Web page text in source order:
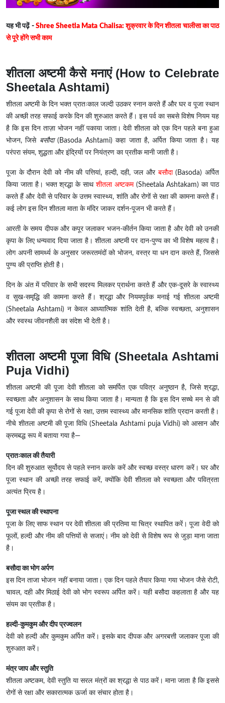
यह भी पढ़ें - Shree Sheetla Mata Chalisa: शुक्रवार के दिन शीतला चालीसा का पाठ
से पूरे होंगे सभी काम
शीतला अष्टमी कैसे मनाएं (How to Celebrate
Sheetala Ashtami)
शीतला अष्टमी के दिन भक्त प्रातःकाल जल्दी उठकर स्नान करते हैं और घर व पूजा स्थान
की अच्छी तरह सफाई करके दिन की शुरुआत करते हैं। इस पर्व का सबसे विशेष नियम यह
है कि इस दिन ताज़ा भोजन नहीं पकाया जाता। देवी शीतला को एक दिन पहले बना हुआ
भोजन, जिसे बसौदा(Basoda Ashtami) कहा जाता है, अर्पित किया जाता है। यह
परंपरा संयम, शुद्धता और इंद्रियों पर नियंत्रण का प्रतीक मानी जाती है।
पूजा के दौरान देवी को नीम की पत्तियां, हल्दी, दही, जल और बसौदा(Basoda) अर्पित
किया जाता है। भक्त श्रद्धा के साथ शीतला अष्टकम(Sheetala Ashtakam) का पाठ
करते हैं और देवी से परिवार के उत्तम स्वास्थ्य, शांति और रोगों से रक्षा की कामना करते हैं।
कई लोग इस दिन शीतला माता के मंदिर जाकर दर्शन-पूजन भी करते हैं।
आरती के समय दीपक और कपूर जलाकर भजन-कीर्तन किया जाता है और देवी को उनकी
कृपा के लिए धन्यवाद दिया जाता है। शीतला अष्टमी पर दान-पुण्य का भी विशेष महत्व है।
लोग अपनी सामर्थ्य के अनुसार जरूरतमंदों को भोजन, वस्त्र या धन दान करते हैं, जिससे
पुण्य की प्राप्ति होती है।
दिन के अंत में परिवार के सभी सदस्य मिलकर प्रार्थना करते हैं और एक-दूसरे के स्वास्थ्य
व सुख-समृद्धि की कामना करते हैं। श्रद्धा और नियमपूर्वक मनाई गई शीतला अष्टमी
(Sheetala Ashtami) न केवल आध्यात्मिक शांति देती है, बल्कि स्वच्छता, अनुशासन
और स्वस्थ जीवनशैली का संदेश भी देती है।
शीतला अष्टमी पूजा विधि (Sheetala Ashtami
Puja Vidhi)
शीतला अष्टमी की पूजा देवी शीतला को समर्पित एक पवित्र अनुष्ठान है, जिसे श्रद्धा,
स्वच्छता और अनुशासन के साथ किया जाता है। मान्यता है कि इस दिन सच्चे मन से की
गई पूजा देवी की कृपा से रोगों से रक्षा, उत्तम स्वास्थ्य और मानसिक शांति प्रदान करती है।
नीचे शीतला अष्टमी की पूजा विधि (Sheetala Ashtami puja Vidhi) को आसान और
क्रमबद्ध रूप में बताया गया है—
प्रातःकाल की तैयारी
दिन की शुरुआत सूर्योदय से पहले स्नान करके करें और स्वच्छ वस्त्र धारण करें। घर और
पूजा स्थान की अच्छी तरह सफाई करें, क्योंकि देवी शीतला को स्वच्छता और पवित्रता
अत्यंत प्रिय है।
पूजा स्थल की स्थापना
पूजा के लिए साफ स्थान पर देवी शीतला की प्रतिमा या चित्र स्थापित करें। पूजा वेदी को
फूलों, हल्दी और नीम की पत्तियों से सजाएं। नीम को देवी से विशेष रूप से जुड़ा माना जाता
है।
बसौदा का भोग अर्पण
इस दिन ताजा भोजन नहीं बनाया जाता। एक दिन पहले तैयार किया गया भोजन जैसे रोटी,
चावल, दही और मिठाई देवी को भोग स्वरूप अर्पित करें। यही बसौदा कहलाता है और यह
संयम का प्रतीक है।
हल्दी-कुमकुम और दीप प्रज्वलन
देवी को हल्दी और कुमकुम अर्पित करें। इसके बाद दीपक और अगरबत्ती जलाकर पूजा की
शुरुआत करें।
मंत्र जाप और स्तुति
शीतला अष्टकम, देवी स्तुति या सरल मंत्रों का श्रद्धा से पाठ करें। माना जाता है कि इससे
रोगों से रक्षा और सकारात्मक ऊर्जा का संचार होता है।